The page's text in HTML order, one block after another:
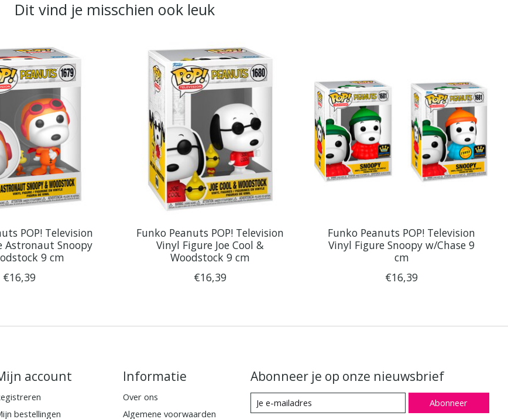
Dit vind je misschien ook leuk
POP! Television
Astronaut Snoopy
9 cm
€16,39
Funko Peanuts POP! Television
Vinyl Figure Joe Cool &
Woodstock 9 cm
€16,39
Funko Peanuts POP! Television
Vinyl Figure Snoopy w/Chase 9
cm
€16,39
account
bestellingen
Informatie
Over ons
Algemene voorwaarden
Abonneer je op onze nieuwsbrief
Abonneer